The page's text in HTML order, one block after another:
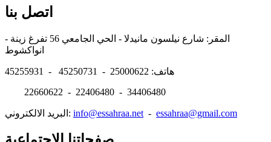
اتصل بنا
المقر: شارع نيلسون مانيدلا - الحي الجامعي 56 تفرغ زينة -
هاتف: 25000622 - 45250731 - 45255931
22660622 - 22406480 - 34406480
البريد الالكتروني: info@essahraa.net - essahraa@gmail.com